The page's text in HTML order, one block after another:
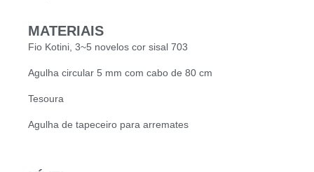
MATERIAIS
Fio Kotini, 3~5 novelos cor sisal 703
Agulha circular 5 mm com cabo de 80 cm
Tesoura
Agulha de tapeceiro para arremates